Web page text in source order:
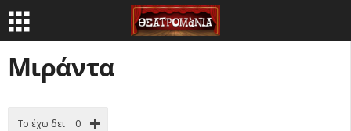
Μιράντα
Το έχω δει 0